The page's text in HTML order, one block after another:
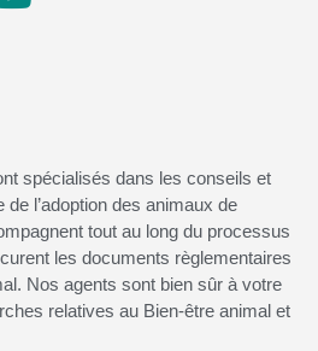
spécialisés dans les conseils et
l’adoption des animaux de
tout au long du processus
les documents règlementaires
Nos agents sont bien sûr à votre
relatives au Bien-être animal et